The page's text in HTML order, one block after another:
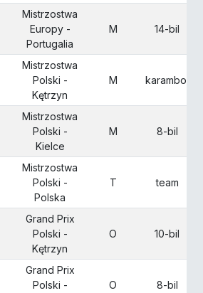
Mistrzostwa
Europy -
Portugalia
M 14-bil
Mistrzostwa
Polski -
Kętrzyn
M karambol
Mistrzostwa
Polski -
Kielce
M 8-bil
Mistrzostwa
Polski -
Polska
T team
Grand Prix
Polski -
Kętrzyn
O 10-bil
Grand Prix
Polski -
O 8-bil